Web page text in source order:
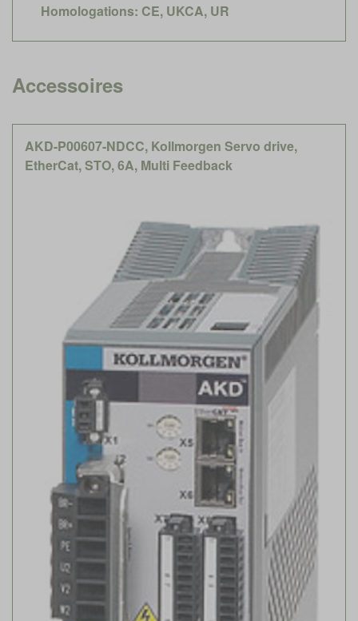
Homologations: CE, UKCA, UR
Accessoires
AKD-P00607-NDCC, Kollmorgen Servo drive,
EtherCat, STO, 6A, Multi Feedback